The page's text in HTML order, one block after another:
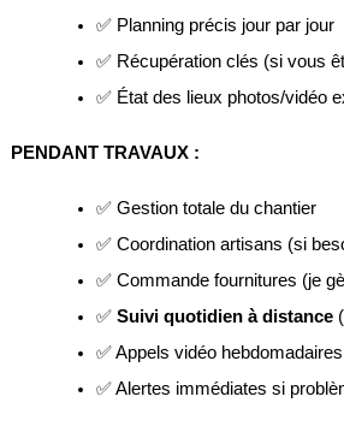
✅ Planning précis jour par jour
✅ Récupération clés (si vous
✅ État des lieux photos/vidéo
PENDANT TRAVAUX :
✅ Gestion totale du chantier
✅ Coordination artisans (si
✅ Commande fournitures (je
✅ Suivi quotidien à distance
✅ Appels vidéo
✅ Alertes immédiates si